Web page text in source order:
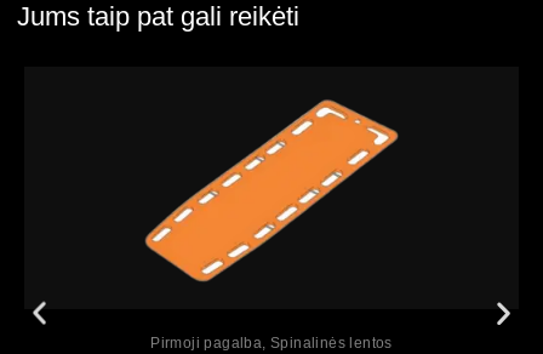
Jums taip pat gali reikėti
Pirmoji pagalba, Spinalinės lentos